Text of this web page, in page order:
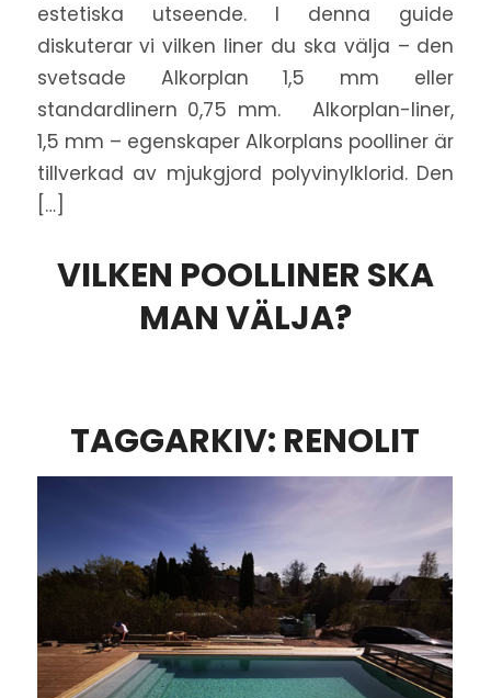
estetiska utseende. I denna guide
diskuterar vi vilken liner du ska välja – den
svetsade Alkorplan 1,5 mm eller
standardlinern 0,75 mm. Alkorplan-liner,
1,5 mm – egenskaper Alkorplans poolliner är
tillverkad av mjukgjord polyvinylklorid. Den
[…]
VILKEN POOLLINER SKA
MAN VÄLJA?
TAGGARKIV: RENOLIT